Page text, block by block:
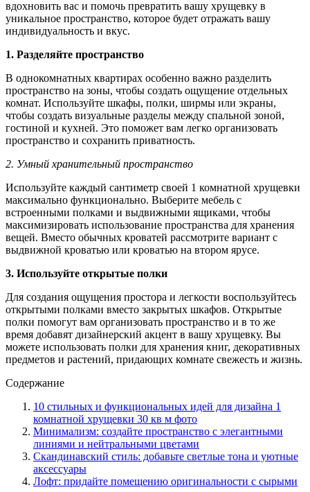
вдохновить вас и помочь превратить вашу хрущевку в
уникальное пространство, которое будет отражать вашу
индивидуальность и вкус.
1. Разделяйте пространство
В однокомнатных квартирах особенно важно разделить
пространство на зоны, чтобы создать ощущение отдельных
комнат. Используйте шкафы, полки, ширмы или экраны,
чтобы создать визуальные разделы между спальной зоной,
гостиной и кухней. Это поможет вам легко организовать
пространство и сохранить приватность.
2. Умный хранительный пространство
Используйте каждый сантиметр своей 1 комнатной хрущевки
максимально функционально. Выберите мебель с
встроенными полками и выдвижными ящиками, чтобы
максимизировать использование пространства для хранения
вещей. Вместо обычных кроватей рассмотрите вариант с
выдвижной кроватью или кроватью на втором ярусе.
3. Используйте открытые полки
Для создания ощущения простора и легкости воспользуйтесь
открытыми полками вместо закрытых шкафов. Открытые
полки помогут вам организовать пространство и в то же
время добавят дизайнерский акцент в вашу хрущевку. Вы
можете использовать полки для хранения книг, декоративных
предметов и растений, придающих комнате свежесть и жизнь.
Содержание
10 стильных и функциональных идей для дизайна 1
комнатной хрущевки 30 кв м фото
Минимализм: создайте пространство с элегантными
линиями и нейтральными цветами
Скандинавский стиль: добавьте светлые тона и уютные
аксессуары
Лофт: придайте помещению оригинальности с сырыми